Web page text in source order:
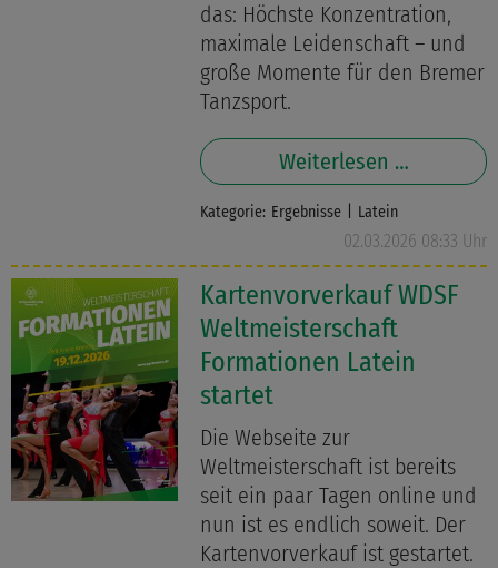
das: Höchste Konzentration,
maximale Leidenschaft – und
große Momente für den Bremer
Tanzsport.
Weiterlesen …
Kategorie: Ergebnisse Latein
02.03.2026 08:33 Uhr
Kartenvorverkauf WDSF
Weltmeisterschaft
Formationen Latein
startet
Die Webseite zur
Weltmeisterschaft ist bereits
seit ein paar Tagen online und
nun ist es endlich soweit. Der
Kartenvorverkauf ist gestartet.